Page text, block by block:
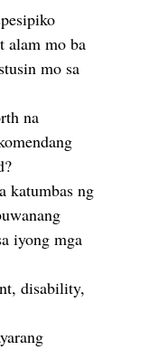
alam mo ba
mo sa
na
katumbas ng
iyong mga
disability,